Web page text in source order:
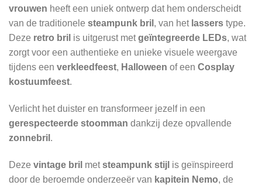
vrouwen heeft een uniek ontwerp dat hem onderscheidt
van de traditionele steampunk bril , van het lassers type.
Deze retro bril is uitgerust metgeïntegreerde LEDs, wat
zorgt voor een authentieke en unieke visuele weergave
tijdens een verkleedfeest, Halloween of een Cosplay
kostuumfeest.
Verlicht het duister en transformeer jezelf in een
gerespecteerde stoomman dankzij deze opvallende
zonnebril .
Deze vintage bril metsteampunk stijl is geïnspireerd
door de beroemde onderzeeër van kapitein Nemo, de